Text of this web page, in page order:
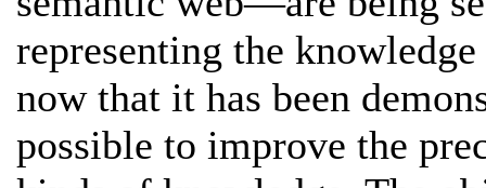
representing the
now that it has been
possible to improve the